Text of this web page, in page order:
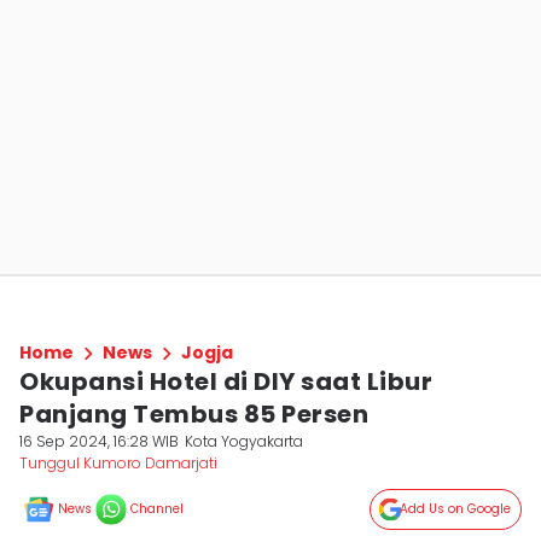
Home News Jogja
Okupansi Hotel di DIY saat Libur
Panjang Tembus 85 Persen
16 Sep 2024, 16:28 WIB Kota Yogyakarta
Tunggul Kumoro Damarjati
News Channel Add Us on Google